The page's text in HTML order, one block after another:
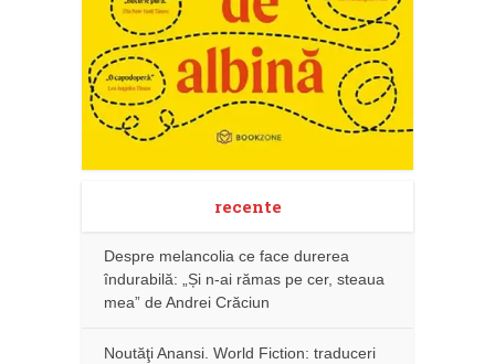
recente
Despre melancolia ce face durerea
îndurabilă: „Și n-ai rămas pe cer, steaua
mea” de Andrei Crăciun
Noutăţi Anansi. World Fiction: traduceri